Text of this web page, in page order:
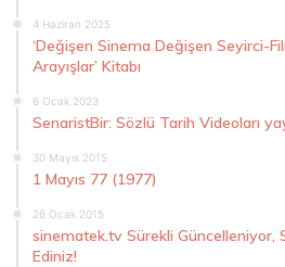
4 Haziran 2025
‘Değişen Sinema Değişen Seyirci-
Arayışlar’ Kitabı
6 Ocak 2023
SenaristBir: Sözlü Tarih Videoları
30 Mayıs 2015
1 Mayıs 77 (1977)
26 Ocak 2015
sinematek.tv Sürekli Güncelleniyor,
Ediniz!